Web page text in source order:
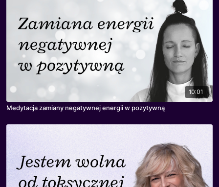
10:01
Medytacja zamiany negatywnej energii w pozytywną